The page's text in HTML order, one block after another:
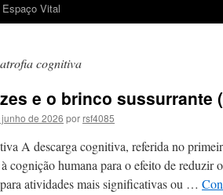
Espaço Vital
atrofia cognitiva
e o brinco sussurrante
de 2026 por rsf4085
A descarga cognitiva, referida no
cognição humana para o efeito de reduzir
atividades mais significativas ou …